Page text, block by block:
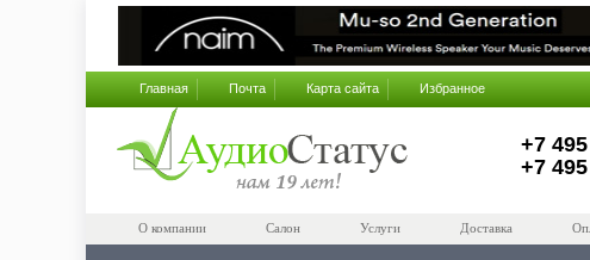
Главная Почта Карта сайта Избранное
+7
+7
О компании Салон Услуги Доставка